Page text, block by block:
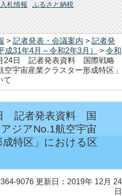
入札情報
ふるさと納税
> 記者発表・会議案内 > 記者発
成31年4月～令和2年3月） > 令和
24日 記者発表資料 国際戦略
宇宙産業クラスター形成特区」
て
記者発表資料 国
ジアNo.1航空宇宙
特区」における区
9076 更新日：2019年 12月 24
日